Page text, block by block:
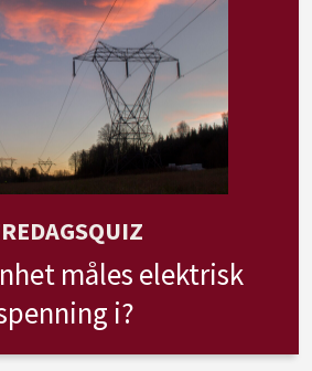
måles elektrisk
i?